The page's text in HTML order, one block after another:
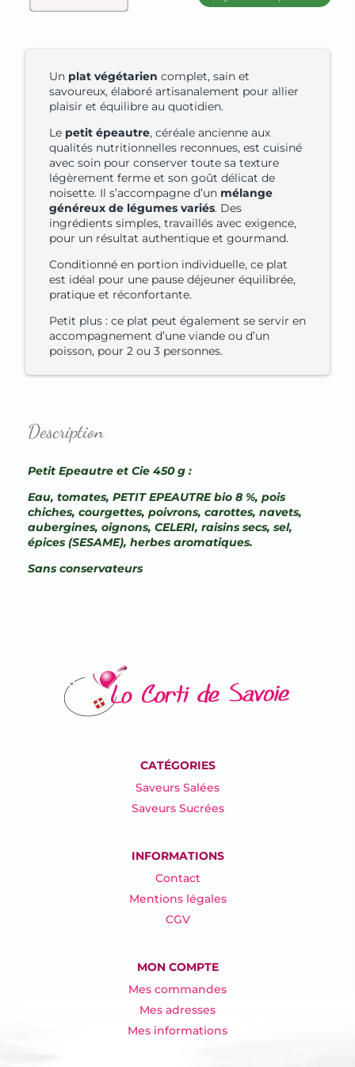
Un plat végétarien complet, sain et
savoureux, élaboré artisanalement pour allier
plaisir et équilibre au quotidien.
Le petit épeautre, céréale ancienne aux
qualités nutritionnelles reconnues, est cuisiné
avec soin pour conserver toute sa texture
légèrement ferme et son goût délicat de
noisette. Il s’accompagne d’un mélange
généreux de légumes variés. Des
ingrédients simples, travaillés avec exigence,
pour un résultat authentique et gourmand.
Conditionné en portion individuelle, ce plat
est idéal pour une pause déjeuner équilibrée,
pratique et réconfortante.
Petit plus : ce plat peut également se servir en
accompagnement d’une viande ou d’un
poisson, pour 2 ou 3 personnes.
Description
Petit Epeautre et Cie 450 g :
Eau, tomates, PETIT EPEAUTRE bio 8 %, pois
chiches, courgettes, poivrons, carottes, navets,
aubergines, oignons, CELERI, raisins secs, sel,
épices (SESAME), herbes aromatiques.
Sans conservateurs
CATÉGORIES
Saveurs Salées
Saveurs Sucrées
INFORMATIONS
Contact
Mentions légales
CGV
MON COMPTE
Mes commandes
Mes adresses
Mes informations